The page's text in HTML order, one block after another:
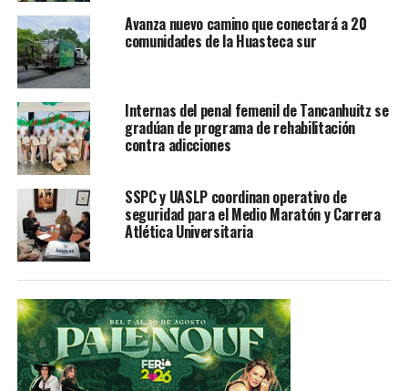
mundo prácticamente toda la ciencia se hace en línea,
en equipos conectados vía telecomunicaciones más allá
de fronteras geográficas, por lo que así es posible
incrementar aún más este movimiento de los jóvenes
hacia el STEM.
Los estudiantes interesados deberán tener desempeño
académico destacado, ser postulados por la Institución
de Educación Superior a la que pertenecen, y ésta
facilitar por su parte a los estudiantes seleccionados
acceso a computadoras conectadas a Internet,
laboratorios, o las instalaciones necesarias para el
De esa manera la estancia a distancia, al mismo tiempo
que permite realizar un proyecto que sea de interés del
estudiante en áreas como Internet de las cosas,
desarrollo satelital, o tecnología aeroespacial, posibilita
Avanza nuevo camino que conectará a 20
comunidades de la Huasteca sur
Internas del penal femenil de Tancanhuitz se
gradúan de programa de rehabilitación
contra adicciones
SSPC y UASLP coordinan operativo de
seguridad para el Medio Maratón y Carrera
Atlética Universitaria